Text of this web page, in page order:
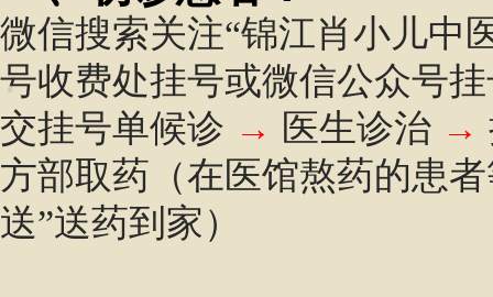
微信搜索关注“锦江肖小儿中
号收费处挂号或微信公众号
交挂号单候诊 → 医生诊治 →
方部取药（在医馆熬药的患
送”送药到家）